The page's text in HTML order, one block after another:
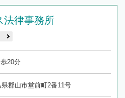
法律事務所
20分
県郡山市堂前町2番11号